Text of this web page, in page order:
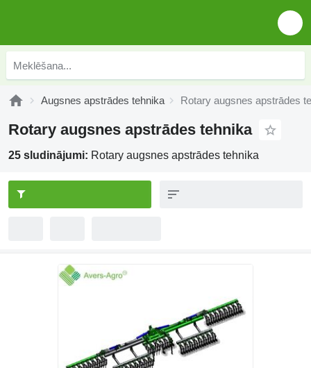
Augsnes apstrādes tehnika Rotary augsnes apstrādes
Rotary augsnes apstrādes tehnika
25 sludinājumi: Rotary augsnes apstrādes tehnika